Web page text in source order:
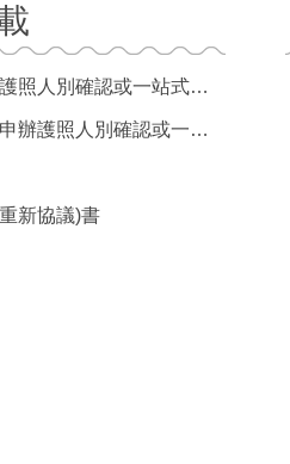
同意書委任書(供戶所辦理首次申辦護照人別確認或一站式服務用)【申請人為受監護宣告者時填用】
同意書委任陪同書(供戶所辦理首次申辦護照人別確認或一站式服務用)
新協議)書